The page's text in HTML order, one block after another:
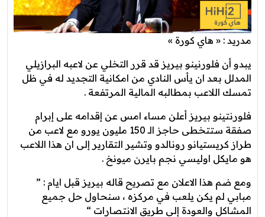
مدريد : « هاي كورة »
يبدو أن فلورنينو بيريز قد قرر التخلي عن لاعبه البرازيلي
المدلل بعد ان يأس النادي من امكانية التجديد له في ظل
تمسك اللاعب بمطالبه المالية المرتفعة .
فلورنتينو بيريز أعلن مساء امس عن إقدامه على إبرام
صفقة ستتخطى حاجز الـ 150 مليون يورو مع لاعب من
طراز كريستيانو رونالدو وتشير التقارير إلى ان هذا اللاعب
هو مايكل اوليسي نجم بايرن ميونخ .
ومع ضم هذا الاعلان مع تصريح قاله بيريز قبل ايام : ”
مبابي لم يكن يلعب في مركزه ، سنحاول حل جميع
المشاكل والعودة إلى طريق الانتصارات “